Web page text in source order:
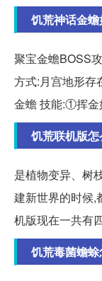
饥荒神话金
聚宝金蟾BOSS
方式:月宫地形存
金蟾 技能:①挥金
饥荒联机版
是植物变异、树
建新世界的时候,
机版现在一共有
饥荒毒菌蟾